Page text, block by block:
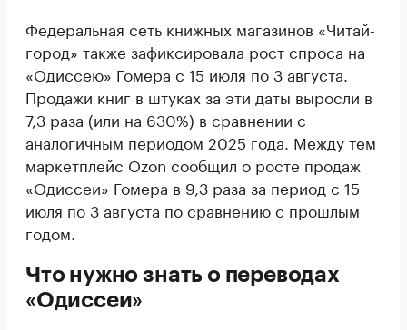
Федеральная сеть книжных магазинов «Читай-
город» также зафиксировала рост спроса на
«Одиссею» Гомера с 15 июля по 3 августа.
Продажи книг в штуках за эти даты выросли в
7,3 раза (или на 630%) в сравнении с
аналогичным периодом 2025 года. Между тем
маркетплейс Ozon сообщил о росте продаж
«Одиссеи» Гомера в 9,3 раза за период с 15
июля по 3 августа по сравнению с прошлым
годом.
Что нужно знать о переводах
«Одиссеи»